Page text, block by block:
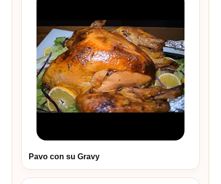
Pavo con su Gravy